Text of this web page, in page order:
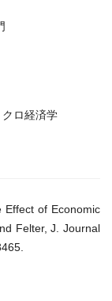
ロ経済学
Effect of Economic
Felter, J. Journal